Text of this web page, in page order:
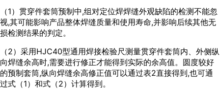
（1）贯穿件套筒预制中,组对定位焊焊缝外观缺陷的检测不能忽
视,其可能影响产品整体焊缝质量和使用寿命,并影响后续其他无
损检测结果的判定。
（2）采用HJC40型通用焊接检验尺测量贯穿件套筒内、外侧纵
向焊缝余高时,需要进行修正才能得到实际的余高值。圆度较好
的预制套筒,纵向焊缝余高修正值可以通过表2直接得到,也可通
过式（1）和式（2）计算得到。